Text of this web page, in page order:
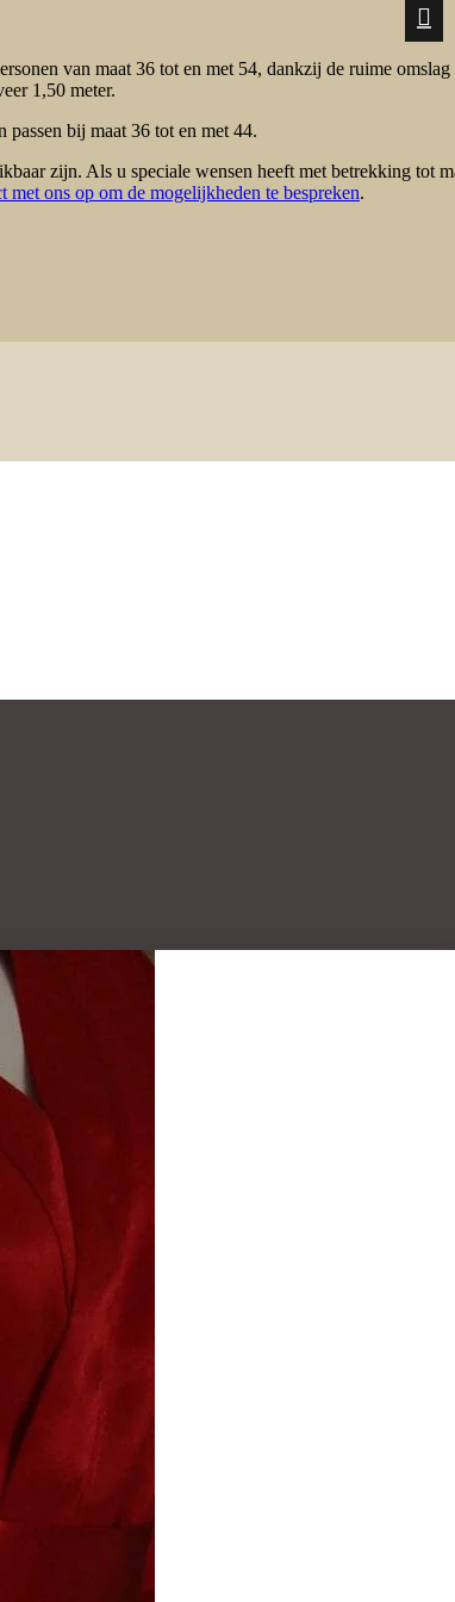
van maat 36 tot en met 54, dankzij de ruime omslag
1,50 meter.
passen bij maat 36 tot en met 44.
zijn. Als u speciale wensen heeft met betrekking tot
met ons op om de mogelijkheden te bespreken.